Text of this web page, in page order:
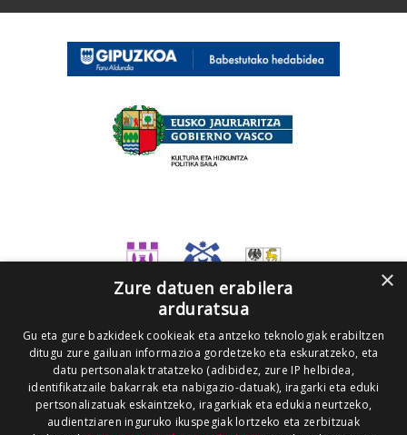
×
Zure datuen erabilera
arduratsua
Gu eta gure bazkideek cookieak eta antzeko teknologiak erabiltzen
ditugu zure gailuan informazioa gordetzeko eta eskuratzeko, eta
datu pertsonalak tratatzeko (adibidez, zure IP helbidea,
identifikatzaile bakarrak eta nabigazio-datuak), iragarki eta eduki
pertsonalizatuak eskaintzeko, iragarkiak eta edukia neurtzeko,
audientziaren inguruko ikuspegiak lortzeko eta zerbitzuak